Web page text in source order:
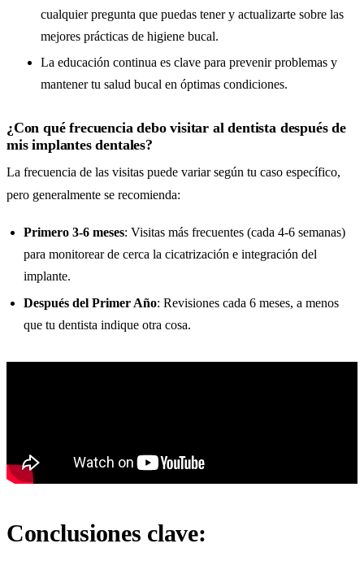
cualquier pregunta que puedas tener y actualizarte sobre las
mejores prácticas de higiene bucal.
La educación continua es clave para prevenir problemas y
mantener tu salud bucal en óptimas condiciones.
¿Con qué frecuencia debo visitar al dentista después de
mis implantes dentales?
La frecuencia de las visitas puede variar según tu caso específico,
pero generalmente se recomienda:
Primero 3-6 meses: Visitas más frecuentes (cada 4-6 semanas)
para monitorear de cerca la cicatrización e integración del
implante.
Después del Primer Año: Revisiones cada 6 meses, a menos
que tu dentista indique otra cosa.
Conclusiones clave: